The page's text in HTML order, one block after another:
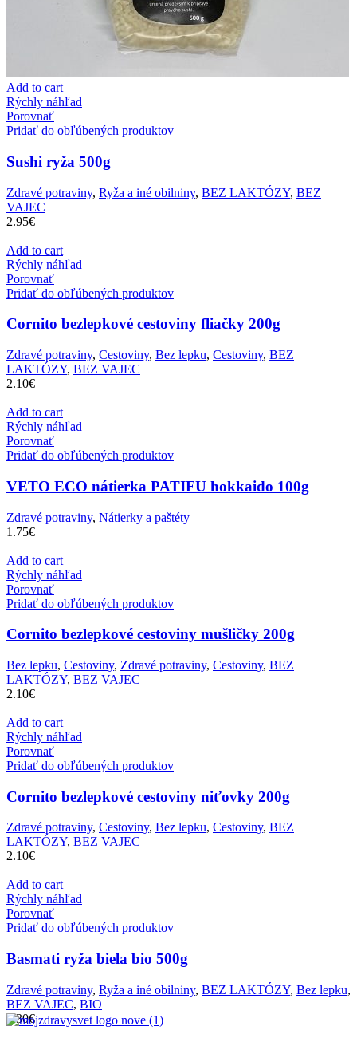
Add to cart
Rýchly náhľad
Porovnať
Pridať do obľúbených produktov
Sushi ryža 500g
Zdravé potraviny, Ryža a iné obilniny, BEZ LAKTÓZY, BEZ
VAJEC
2.95€
Add to cart
Rýchly náhľad
Porovnať
Pridať do obľúbených produktov
Cornito bezlepkové cestoviny fliačky 200g
Zdravé potraviny, Cestoviny, Bez lepku, Cestoviny, BEZ
LAKTÓZY, BEZ VAJEC
2.10€
Add to cart
Rýchly náhľad
Porovnať
Pridať do obľúbených produktov
VETO ECO nátierka PATIFU hokkaido 100g
Zdravé potraviny, Nátierky a paštéty
1.75€
Add to cart
Rýchly náhľad
Porovnať
Pridať do obľúbených produktov
Cornito bezlepkové cestoviny mušličky 200g
Bez lepku, Cestoviny, Zdravé potraviny, Cestoviny, BEZ
LAKTÓZY, BEZ VAJEC
2.10€
Add to cart
Rýchly náhľad
Porovnať
Pridať do obľúbených produktov
Cornito bezlepkové cestoviny niťovky 200g
Zdravé potraviny, Cestoviny, Bez lepku, Cestoviny, BEZ
LAKTÓZY, BEZ VAJEC
2.10€
Add to cart
Rýchly náhľad
Porovnať
Pridať do obľúbených produktov
Basmati ryža biela bio 500g
Zdravé potraviny, Ryža a iné obilniny, BEZ LAKTÓZY, Bez lepku,
BEZ VAJEC, BIO
3.30€